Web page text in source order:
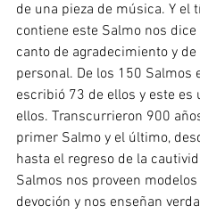
de una pieza de música. Y el
contiene este Salmo nos
canto de agradecimiento y de
personal. De los 150 Salmos
escribió 73 de ellos y este es
ellos. Transcurrieron 900
primer Salmo y el último,
hasta el regreso de la
Salmos nos proveen modelos
devoción y nos enseñan